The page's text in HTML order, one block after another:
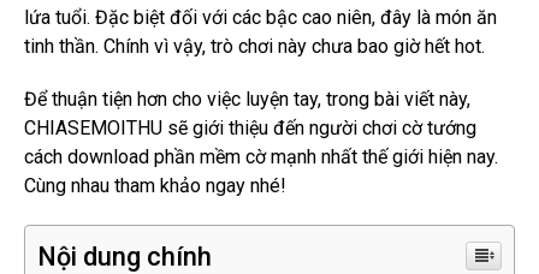
lứa tuổi. Đặc biệt đối với các bậc cao niên, đây là món ăn
tinh thần. Chính vì vậy, trò chơi này chưa bao giờ hết hot.
Để thuận tiện hơn cho việc luyện tay, trong bài viết này,
CHIASEMOITHU sẽ giới thiệu đến người chơi cờ tướng
cách download phần mềm cờ mạnh nhất thế giới hiện nay.
Cùng nhau tham khảo ngay nhé!
Nội dung chính